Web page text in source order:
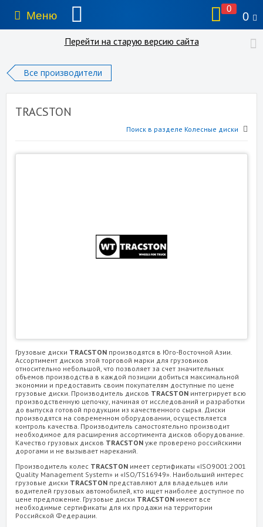
Меню
0
0
Перейти на старую версию сайта
Все производители
TRACSTON
Поиск в разделе Колесные диски
Грузовые диски TRACSTON производятся в Юго-Восточной Азии.
Ассортимент дисков этой торговой марки для грузовиков
относительно небольшой, что позволяет за счет значительных
объемов производства в каждой позиции добиться максимальной
экономии и предоставить своим покупателям доступные по цене
грузовые диски. Производитель дисков TRACSTON интегрирует всю
производственную цепочку, начиная от исследований и разработки
до выпуска готовой продукции из качественного сырья. Диски
производятся на современном оборудовании, осуществляется
контроль качества. Производитель самостоятельно производит
необходимое для расширения ассортимента дисков оборудование.
Качество грузовых дисков TRACSTON уже проверено российскими
дорогами и не вызывает нареканий.
Производитель колес TRACSTON имеет сертификаты «ISO9001:2001
Quality Management System» и «ISO/TS16949». Наибольший интерес
грузовые диски TRACSTON представляют для владельцев или
водителей грузовых автомобилей, кто ищет наиболее доступное по
цене предложение. Грузовые диски TRACSTON имеют все
необходимые сертификаты для их продажи на территории
Российской Федерации.